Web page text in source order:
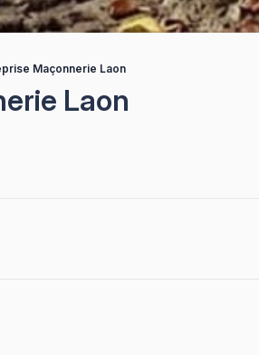
Maçonnerie Laon
Laon